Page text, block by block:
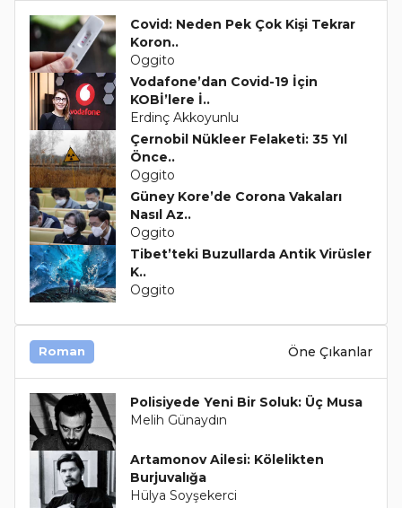
Covid: Neden Pek Çok Kişi Tekrar
Koron..
Oggito
Vodafone’dan Covid-19 İçin
KOBİ’lere İ..
Erdinç Akkoyunlu
Çernobil Nükleer Felaketi: 35 Yıl
Önce..
Oggito
Güney Kore’de Corona Vakaları
Nasıl Az..
Oggito
Tibet’teki Buzullarda Antik Virüsler
K..
Oggito
Roman Öne Çıkanlar
Polisiyede Yeni Bir Soluk: Üç Musa
Melih Günaydın
Artamonov Ailesi: Kölelikten
Burjuvalığa
Hülya Soyşekerci